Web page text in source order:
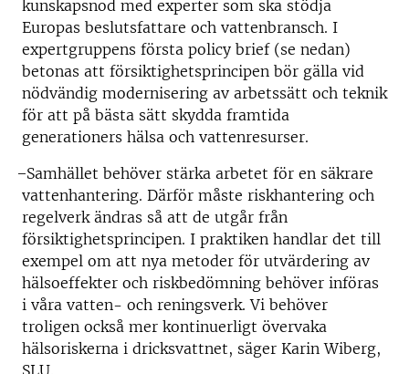
kunskapsnod med experter som ska stödja
Europas beslutsfattare och vattenbransch. I
expertgruppens första policy brief (se nedan)
betonas att försiktighetsprincipen bör gälla vid
nödvändig modernisering av arbetssätt och teknik
för att på bästa sätt skydda framtida
generationers hälsa och vattenresurser.
̶ Samhället behöver stärka arbetet för en säkrare
vattenhantering. Därför måste riskhantering och
regelverk ändras så att de utgår från
försiktighetsprincipen. I praktiken handlar det till
exempel om att nya metoder för utvärdering av
hälsoeffekter och riskbedömning behöver införas
i våra vatten- och reningsverk. Vi behöver
troligen också mer kontinuerligt övervaka
hälsoriskerna i dricksvattnet, säger Karin Wiberg,
SLU.